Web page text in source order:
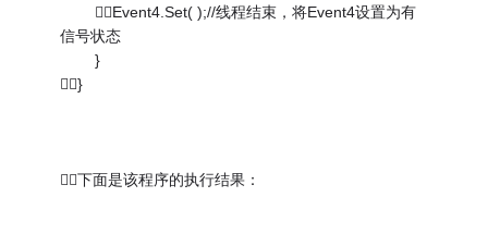
Event4.Set( );//线程结束，将Event4设置为有
信号状态
}
}
下面是该程序的执行结果：